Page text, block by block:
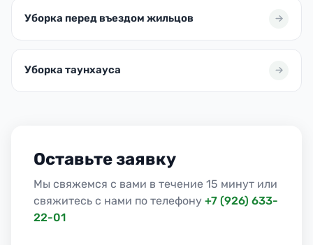
Уборка перед въездом жильцов
Уборка таунхауса
Оставьте заявку
Мы свяжемся с вами в течение 15 минут или
свяжитесь с нами по телефону +7 (926) 633-
22-01